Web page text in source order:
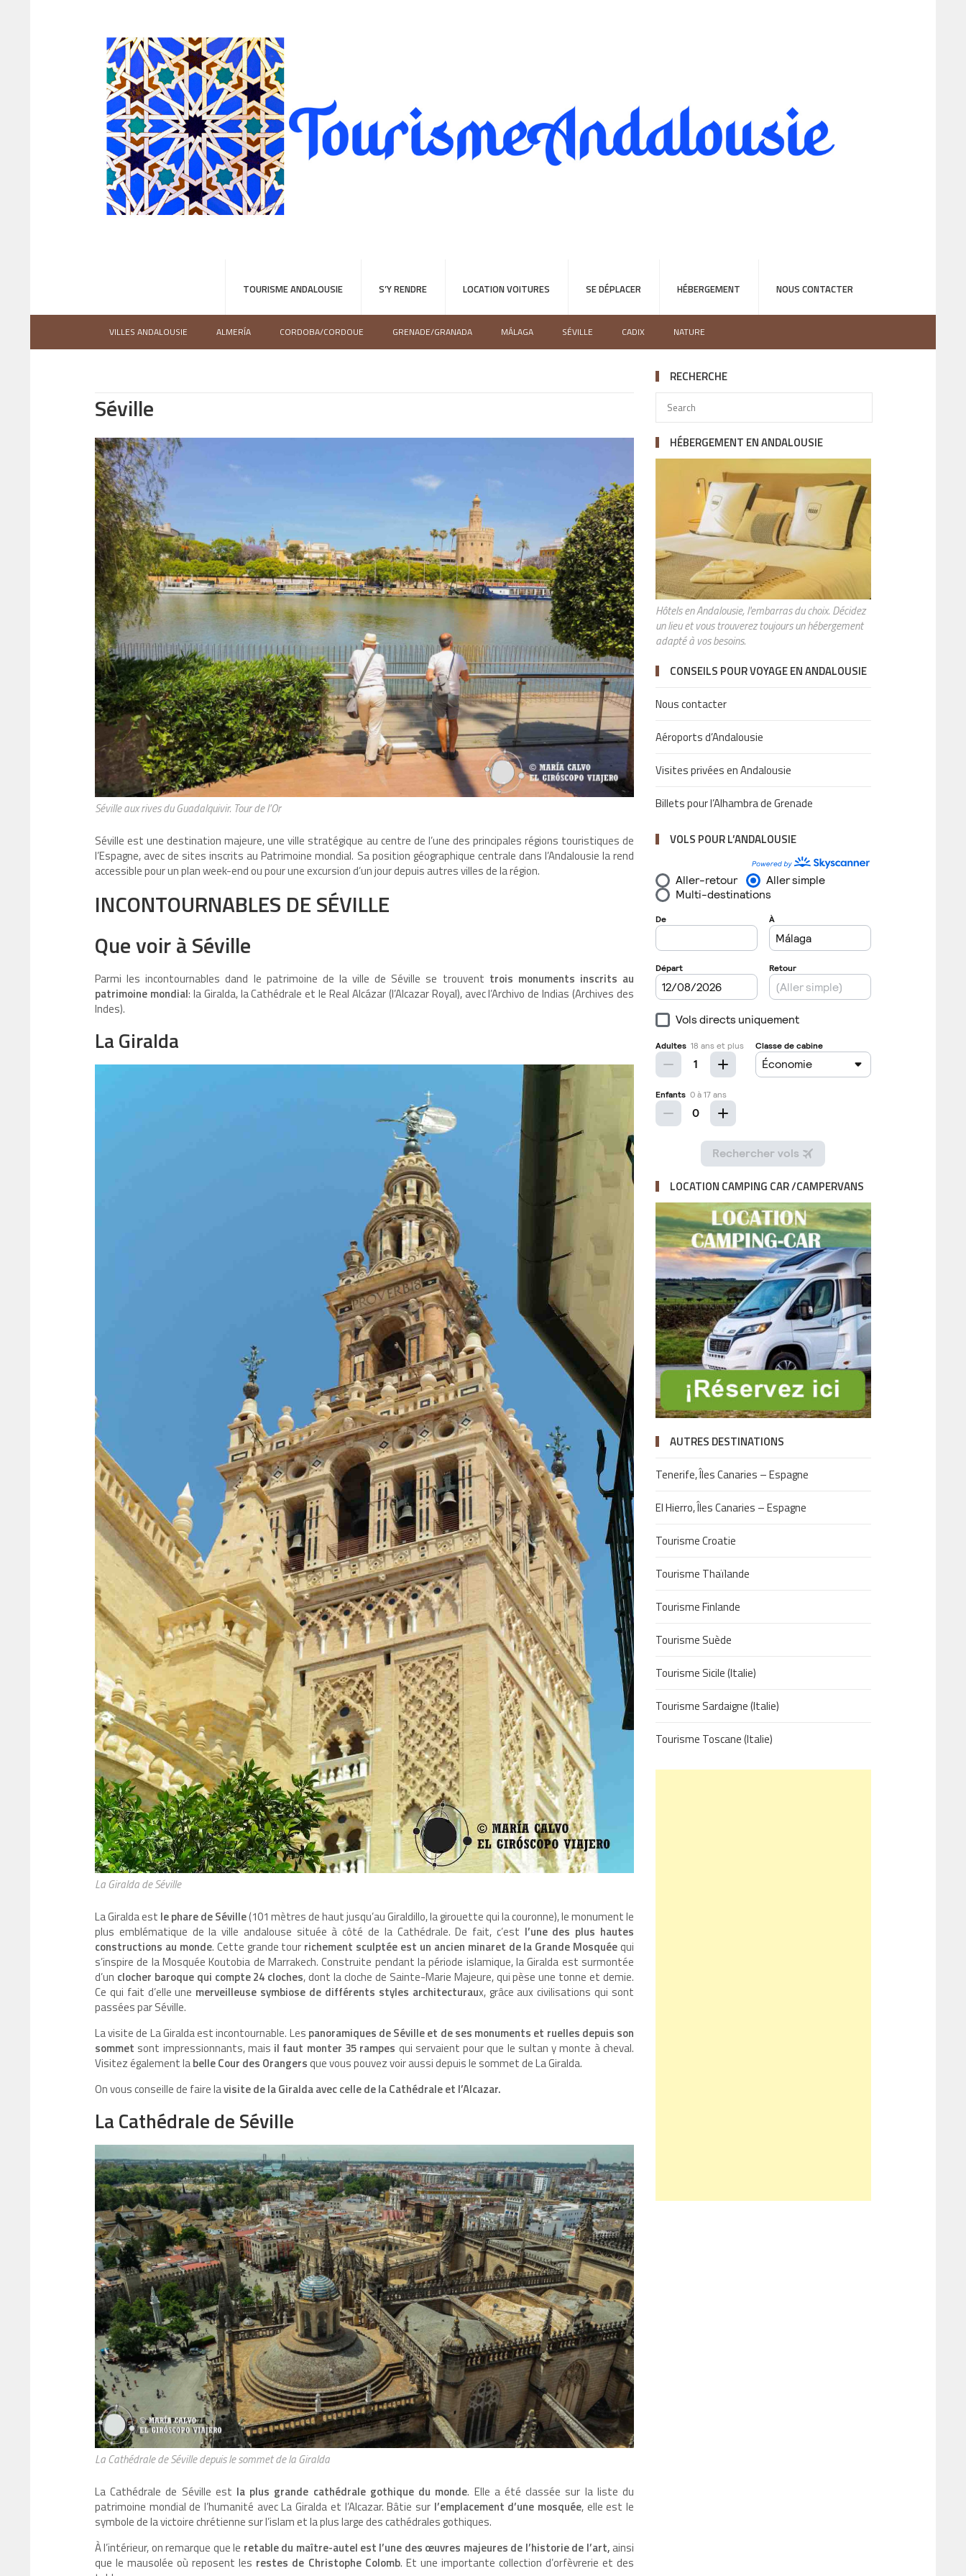
TOURISME ANDALOUSIE S’Y RENDRE LOCATION VOITURES SE DÉPLACER HÉBERGEMENT NOUS CONTACTER
VILLES ANDALOUSIE ALMERÍA CORDOBA/CORDOUE GRENADE/GRANADA MÁLAGA SÉVILLE CADIX NATURE
Séville
Séville aux rives du Guadalquivir. Tour de l’Or
Séville est une destination majeure, une ville stratégique au centre de l’une des principales régions touristiques de
l’Espagne, avec de sites inscrits au Patrimoine mondial. Sa position géographique centrale dans l’Andalousie la rend
accessible pour un plan week-end ou pour une excursion d’un jour depuis autres villes de la région.
INCONTOURNABLES DE SÉVILLE
Que voir à Séville
Parmi les incontournables dand le patrimoine de la ville de Séville se trouvent trois monuments inscrits au
patrimoine mondial: la Giralda, la Cathédrale et le Real Alcázar (l’Alcazar Royal), avec l’Archivo de Indias (Archives des
Indes).
La Giralda
La Giralda de Séville
La Giralda est le phare de Séville(101 mètres de haut jusqu’au Giraldillo, la girouette qui la couronne), le monument le
plus emblématique de la ville andalouse située à côté de la Cathédrale. De fait, c’est l’une des plus hautes
constructions au monde. Cette grande tour richement sculptée est un ancien minaret de la Grande Mosquéequi
s’inspire de la Mosquée Koutobia de Marrakech. Construite pendant la période islamique, la Giralda est surmontée
d’un clocher baroque qui compte 24 cloches, dont la cloche de Sainte-Marie Majeure, qui pèse une tonne et demie.
Ce qui fait d’elle une merveilleuse symbiose de différents styles architecturaux, grâce aux civilisations qui sont
passées par Séville.
La visite de La Giralda est incontournable. Les panoramiques de Séville et de ses monuments et ruelles depuis son
sommet sont impressionnants, mais il faut monter 35 rampes qui servaient pour que le sultan y monte à cheval.
Visitez également labelle Cour des Orangersque vous pouvez voir aussi depuis le sommet de La Giralda.
On vous conseille de faire lavisite de la Giralda avec celle de la Cathédrale et l’Alcazar.
La Cathédrale de Séville
La Cathédrale de Séville depuis le sommet de la Giralda
La Cathédrale de Séville est la plus grande cathédrale gothique du monde. Elle a été classée sur la liste du
patrimoine mondial de l’humanité avec La Giralda et l’Alcazar. Bâtie sur l’emplacement d’une mosquée, elle est le
symbole de la victoire chrétienne sur l’islam et la plus large des cathédrales gothiques.
À l’intérieur, on remarque que le retable du maître-autel est l’une des œuvres majeures de l’historie de l’art, ainsi
que le mausolée où reposent les restes de Christophe Colomb. Et une importante collection d’orfèvrerie et des
RECHERCHE
HÉBERGEMENT EN ANDALOUSIE
Hôtels en Andalousie, l'embarras du choix. Décidez
un lieu et vous trouverez toujours un hébergement
adapté à vos besoins.
CONSEILS POUR VOYAGE EN ANDALOUSIE
Nous contacter
Aéroports d’Andalousie
Visites privées en Andalousie
Billets pour l’Alhambra de Grenade
VOLS POUR L’ANDALOUSIE
LOCATION CAMPING CAR /CAMPERVANS
AUTRES DESTINATIONS
Tenerife, Îles Canaries – Espagne
El Hierro, Îles Canaries – Espagne
Tourisme Croatie
Tourisme Thaïlande
Tourisme Finlande
Tourisme Suède
Tourisme Sicile (Italie)
Tourisme Sardaigne (Italie)
Tourisme Toscane (Italie)